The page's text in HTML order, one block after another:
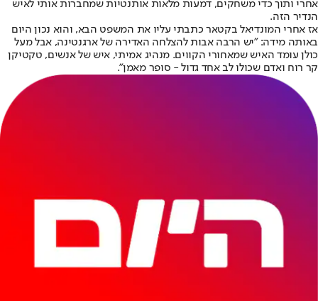
אחרי ותוך כדי משחקים, דמעות מלאות אותנטיות שמחברות אותי לאיש
הנדיר הזה.
אז אחרי המונדיאל בקטאר כתבתי עליו את המשפט הבא, והוא נכון היום
באותה מידה: "יש הרבה אבות להצלחה האדירה של ארגנטינה, אבל מעל
כולן עומד האיש שמאחורי הקווים. מנהיג אמיתי, איש של אנשים, טקטיקן
קר רוח ואדם שכולו לב אחד גדול - סופר מאמן".